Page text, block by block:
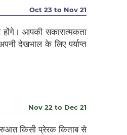
Oct 23 to Nov 21
आपकी सकारात्मकता
देखभाल के लिए पर्याप्त
Nov 22 to Dec 21
किसी प्रेरक किताब से